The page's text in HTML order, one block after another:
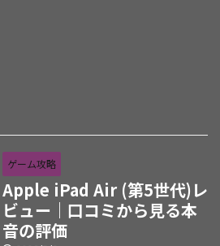
ゲーム攻略
Apple iPad Air (第5世代)レ
ビュー｜口コミから見る本
音の評価